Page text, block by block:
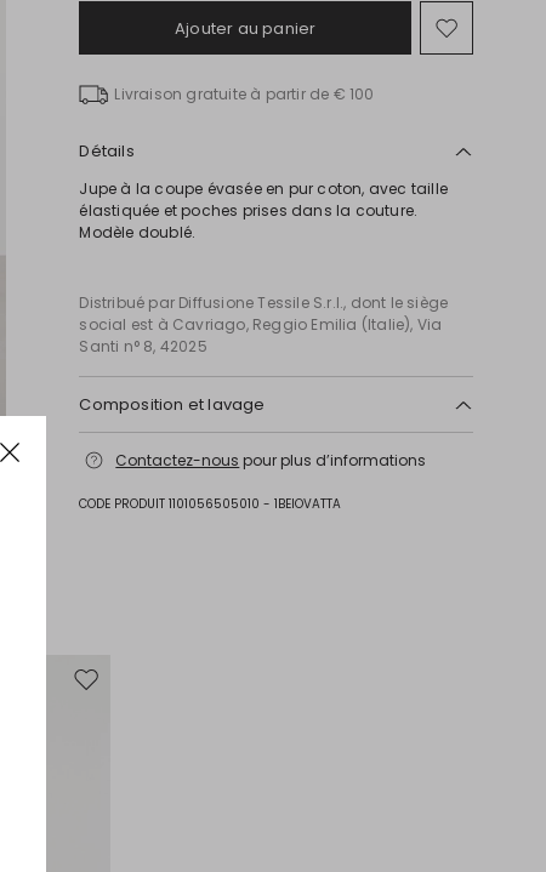
Ajouter au panier Ajouter
vers
Livraison gratuite à partir de € 100
Détails
Jupe à la coupe évasée en pur coton, avec taille
élastiquée et poches prises dans la couture.
Modèle doublé.
Distribué par Diffusione Tessile S.r.l., dont le siège
social est à Cavriago, Reggio Emilia (Italie), Via
Santi n° 8, 42025
Composition et lavage
chloré interdit; séchage en tambour interdit; sécher
nettoyage à sec doux au perchloréthylène.;
Contactez-nous pour plus d’informations
CODE PRODUIT 1101056505010 - 1BEIOVATTA
Ajouter vers la liste de souhaits